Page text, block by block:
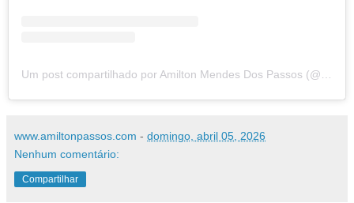
Um post compartilhado por Amilton Mendes Dos Passos (@amiltonmpassos)
www.amiltonpassos.com - domingo, abril 05, 2026
Nenhum comentário:
Compartilhar